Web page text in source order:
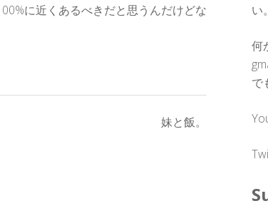
に近くあるべきだと思うんだけどな
妹と飯。
い。
何
で